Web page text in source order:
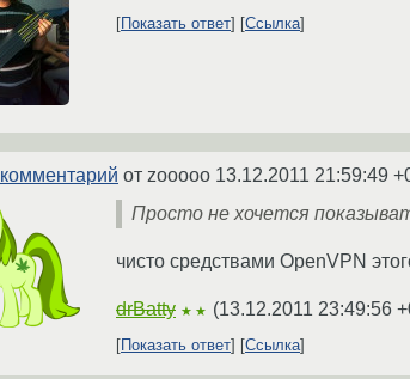
Показать ответ Ссылка
комментарий от zooooo 13.12.2011 21:59:49
Просто не хочется
чисто средствами OpenVPN
drBatty ★★ (13.12.2011 23:49:56
Показать ответ Ссылка